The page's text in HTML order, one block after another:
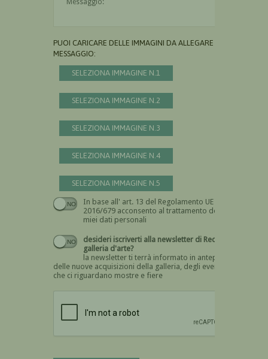
PUOI CARICARE DELLE IMMAGINI DA ALLEGARE AL
MESSAGGIO:
SELEZIONA IMMAGINE N.1
SELEZIONA IMMAGINE N.2
SELEZIONA IMMAGINE N.3
SELEZIONA IMMAGINE N.4
SELEZIONA IMMAGINE N.5
In base all' art. 13 del Regolamento UE n.
2016/679 acconsento al trattamento dei
miei dati personali
Devi dare il consenso
desideri iscriverti alla newsletter di Recta
galleria d'arte?
la newsletter ti terrà informato in anteprima
delle nuove acquisizioni della galleria, degli eventi
che ci riguardano mostre e fiere